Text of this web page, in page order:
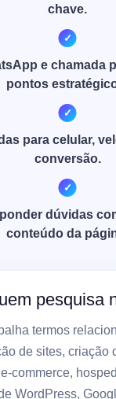
chave.
e chamada
pontos
para celular,
conversão.
dúvidas
conteúdo da
pesquisa
termos
de sites, criação
commerce,
WordPress,